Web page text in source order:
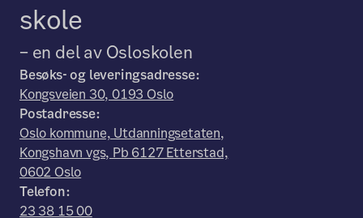
skole
– en del av Osloskolen
Besøks- og leveringsadresse:
Kongsveien 30, 0193 Oslo
Postadresse:
Oslo kommune, Utdanningsetaten,
Kongshavn vgs, Pb 6127 Etterstad,
0602 Oslo
Telefon:
23 38 15 00